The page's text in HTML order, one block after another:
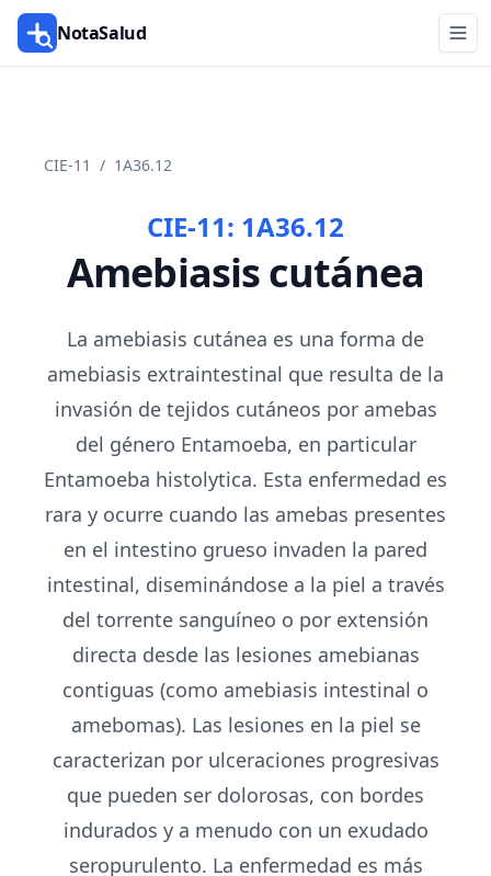
NotaSalud
CIE-11 / 1A36.12
CIE-11: 1A36.12
Amebiasis cutánea
La amebiasis cutánea es una forma de
amebiasis extraintestinal que resulta de la
invasión de tejidos cutáneos por amebas
del género Entamoeba, en particular
Entamoeba histolytica. Esta enfermedad es
rara y ocurre cuando las amebas presentes
en el intestino grueso invaden la pared
intestinal, diseminándose a la piel a través
del torrente sanguíneo o por extensión
directa desde las lesiones amebianas
contiguas (como amebiasis intestinal o
amebomas). Las lesiones en la piel se
caracterizan por ulceraciones progresivas
que pueden ser dolorosas, con bordes
indurados y a menudo con un exudado
seropurulento. La enfermedad es más